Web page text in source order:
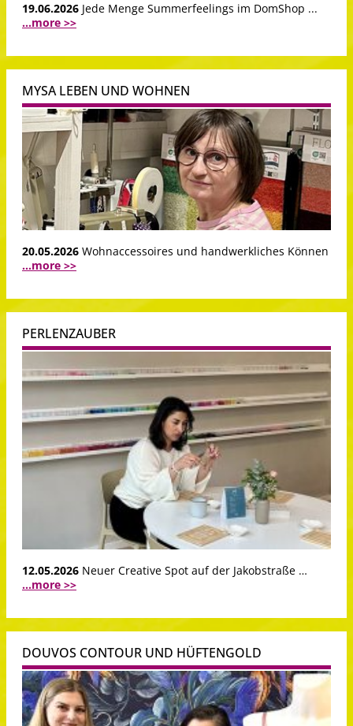
19.06.2026 Jede Menge Summerfeelings im DomShop ...
...more >>
MYSA LEBEN UND WOHNEN
20.05.2026 Wohnaccessoires und handwerkliches Können
...more >>
PERLENZAUBER
12.05.2026 Neuer Creative Spot auf der Jakobstraße …
...more >>
DOUVOS CONTOUR UND HÜFTENGOLD